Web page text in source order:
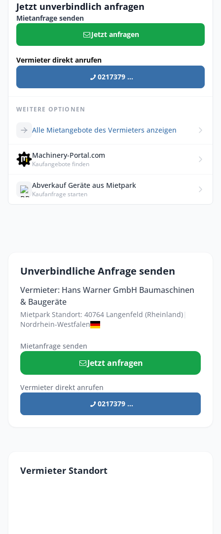
Jetzt unverbindlich anfragen
Mietanfrage senden
Jetzt anfragen
Vermieter direkt anrufen
0217379 ...
WEITERE OPTIONEN
Alle Mietangebote des Vermieters anzeigen
Machinery-Portal.com
Kaufangebote finden
Abverkauf Geräte aus Mietpark
Kaufanfrage starten
Unverbindliche Anfrage senden
Vermieter: Hans Warner GmbH Baumaschinen
& Baugeräte
Mietpark Standort: 40764 Langenfeld (Rheinland)|
Nordrhein-Westfalen
Mietanfrage senden
Jetzt anfragen
Vermieter direkt anrufen
0217379 ...
Vermieter Standort